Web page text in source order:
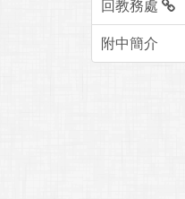
回教務處
附中簡介